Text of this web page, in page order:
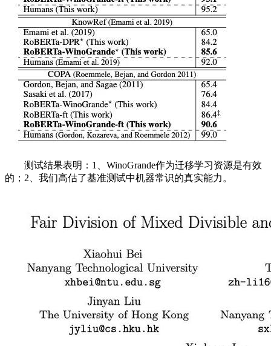
测试结果表明：1、WinoGrande作为迁移学习资源是有效
的；2、我们高估了基准测试中机器常识的真实能力。